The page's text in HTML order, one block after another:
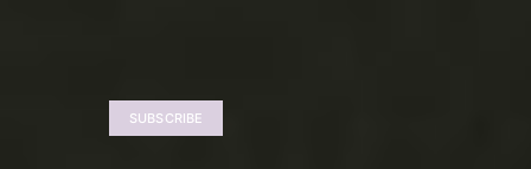
SUBSCRIBE